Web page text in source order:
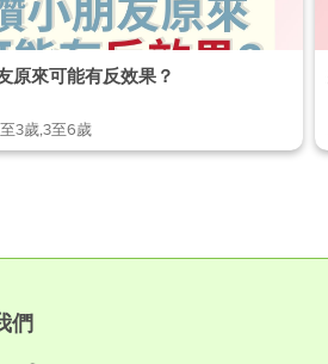
原來可能有反效果？
3歲,3至6歲
們